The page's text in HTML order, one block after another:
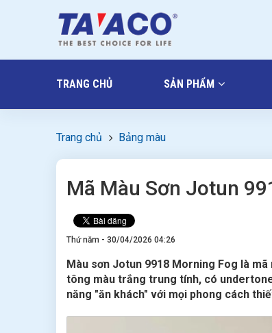
TRANG CHỦ SẢN PHẨM
Trang chủ Bảng màu
Mã Màu Sơn Jotun
Thứ năm - 30/04/2026 04:26
Màu sơn Jotun 9918 Morning Fog là
tông màu trắng trung tính, có
năng "ăn khách" với mọi phong cách